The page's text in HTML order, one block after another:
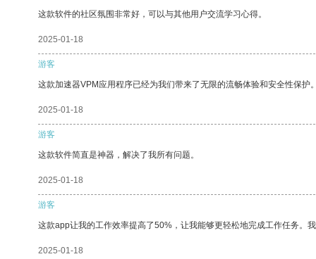
这款软件的社区氛围非常好，可以与其他用户交流学习心得。
2025-01-18
游客
这款加速器VPM应用程序已经为我们带来了无限的流畅体验和安全性保护
2025-01-18
游客
这款软件简直是神器，解决了我所有问题。
2025-01-18
游客
这款app让我的工作效率提高了50%，让我能够更轻松地完成工作任务。
2025-01-18